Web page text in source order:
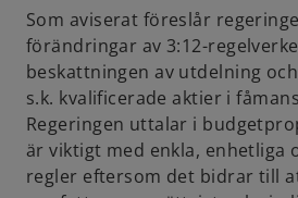
Som aviserat föreslår
förändringar av 3:12-
beskattningen av utdelning
s.k. kvalificerade aktier i
Regeringen uttalar i
är viktigt med enkla, enhetliga
regler eftersom det bidrar till